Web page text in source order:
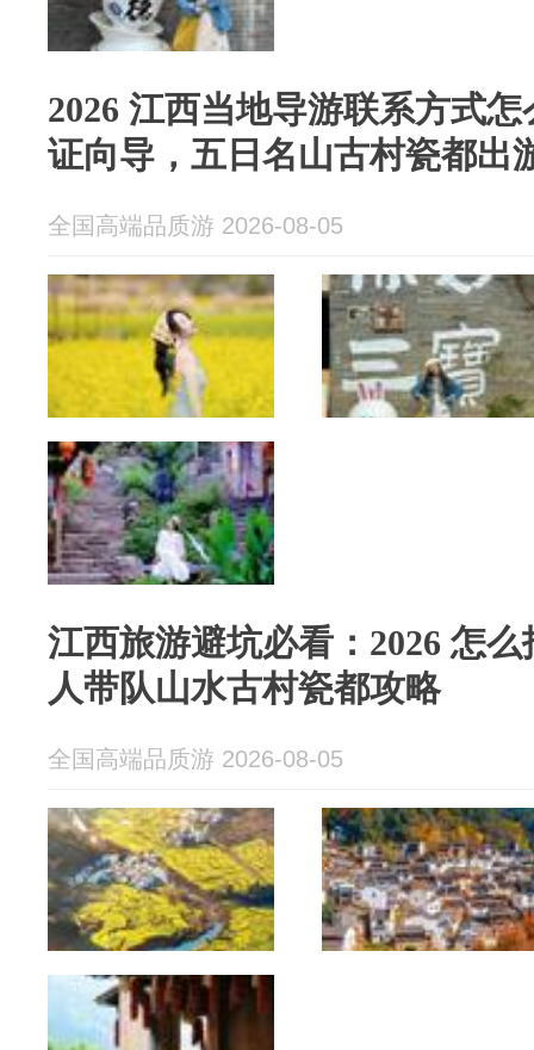
2026 江西当地导游联系方式
证向导，五日名山古村瓷都出
全国高端品质游 2026-08-05
江西旅游避坑必看：2026 怎
人带队山水古村瓷都攻略
全国高端品质游 2026-08-05